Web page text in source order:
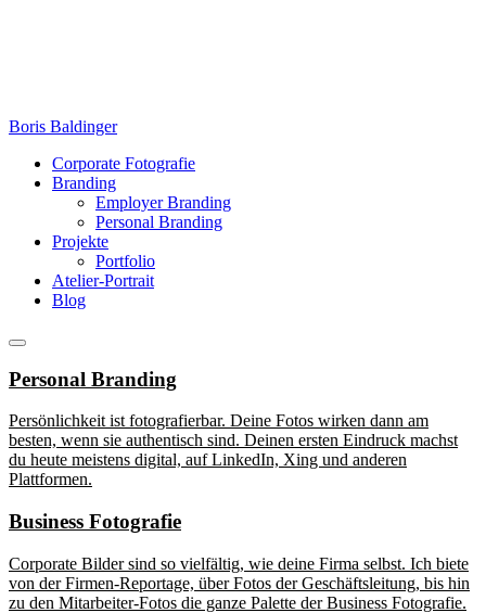
Boris Baldinger
Corporate Fotografie
Branding
Employer Branding
Personal Branding
Projekte
Portfolio
Atelier-Portrait
Blog
Menü
Personal Branding
Persönlichkeit ist fotografierbar. Deine Fotos wirken dann am
besten, wenn sie authentisch sind. Deinen ersten Eindruck machst
du heute meistens digital, auf LinkedIn, Xing und anderen
Plattformen.
Business Fotografie
Corporate Bilder sind so vielfältig, wie deine Firma selbst. Ich biete
von der Firmen-Reportage, über Fotos der Geschäftsleitung, bis hin
zu den Mitarbeiter-Fotos die ganze Palette der Business Fotografie.